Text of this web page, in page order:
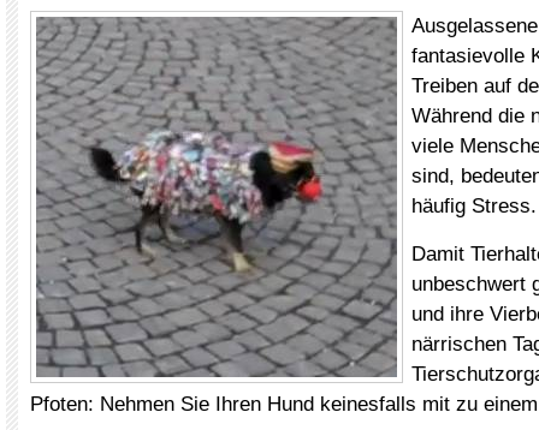
fantasievolle
Treiben auf
Während die
viele
sind,
häufig Stress.
Damit
unbeschwert
und ihre
närrischen
Pfoten: Nehmen Sie Ihren Hund keinesfalls mit zu